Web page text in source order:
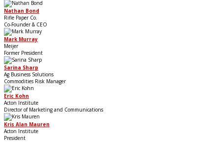
Nathan Bond
Rifle Paper Co.
Co-Founder & CEO
Mark Murray
Meijer
Former President
Sarina Sharp
Ag Business Solutions
Commodities Risk Manager
Eric Kohn
Acton Institute
Director of Marketing and Communications
Kris Alan Mauren
Acton Institute
President